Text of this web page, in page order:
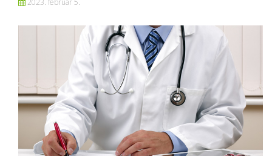
2023. február 5.